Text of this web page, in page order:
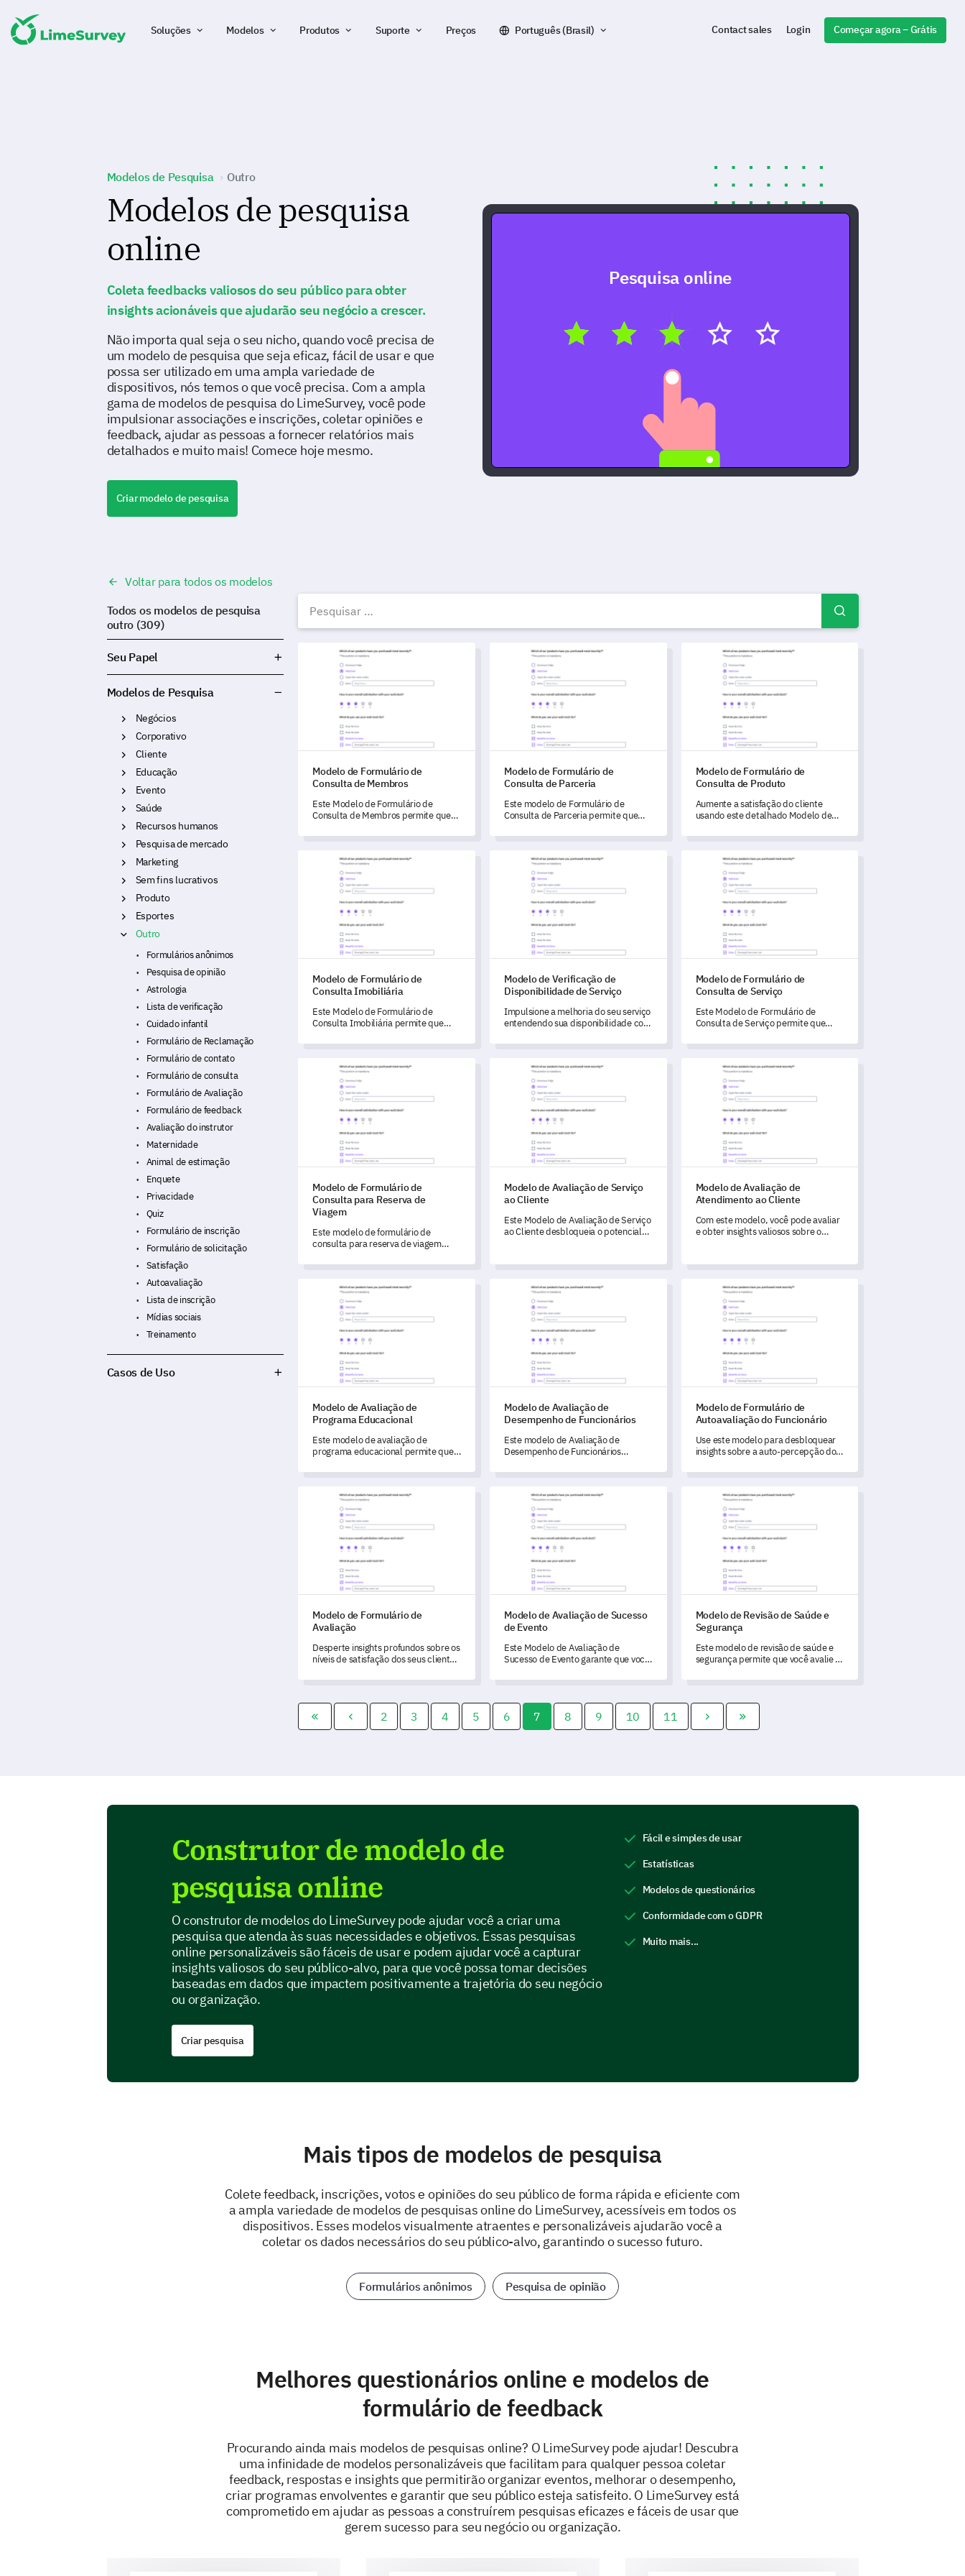
Soluções Modelos Produtos Suporte Preços Português (Brasil) Contact sales Login Começar agora – Grátis
Modelos de Pesquisa Outro
Modelos de pesquisa
online
Coleta feedbacks valiosos do seu público para obter
insights acionáveis que ajudarão seu negócio a crescer.
Não importa qual seja o seu nicho, quando você precisa de
um modelo de pesquisa que seja eficaz, fácil de usar e que
possa ser utilizado em uma ampla variedade de
dispositivos, nós temos o que você precisa. Com a ampla
gama de modelos de pesquisa do LimeSurvey, você pode
impulsionar associações e inscrições, coletar opiniões e
feedback, ajudar as pessoas a fornecer relatórios mais
detalhados e muito mais! Comece hoje mesmo.
Criar modelo de pesquisa
Pesquisa online
Modelos, exemplos e formulários de pesquisa Outro
Modelo de Formulário de Consulta de Membros
Modelo de Formulário de
Consulta de Membros
Este Modelo de Formulário de
Consulta de Membros permite que
abrangente das experiências e
membros.
Modelo de Formulário de Consulta de Parceria
Modelo de Formulário de
Consulta de Parceria
Este modelo de Formulário de
Consulta de Parceria permite que
colaborações entre empresas.
Modelo de Formulário de Consulta de Produto
Modelo de Formulário de
Consulta de Produto
Aumente a satisfação do cliente
usando este detalhado Modelo de
Modelo de Formulário de Consulta Imobiliária
Modelo de Formulário de
Consulta Imobiliária
Este Modelo de Formulário de
Consulta Imobiliária permite que
as necessidades e preocupações de
locatários, ajudando a agilizar o
processo de busca para seus
clientes.
Modelo de Verificação de Disponibilidade de Serviço
Modelo de Verificação de
Disponibilidade de Serviço
Impulsione a melhoria do seu serviço
entendendo sua disponibilidade com
Modelo de Formulário de Consulta de Serviço
Modelo de Formulário de
Consulta de Serviço
Este Modelo de Formulário de
Consulta de Serviço permite que
abrangente a percepção e satisfação
serviço.
Modelo de Formulário de Consulta para Reserva de Viagem
Modelo de Formulário de
Consulta para Reserva de
Viagem
Este modelo de formulário de
consulta para reserva de viagem
informações cruciais dos clientes
contínuas em seu serviço.
Modelo de Avaliação de Serviço ao Cliente
Modelo de Avaliação de Serviço
ao Cliente
Este Modelo de Avaliação de Serviço
ao Cliente desbloqueia o potencial
satisfação dos clientes e obter
Modelo de Avaliação de Atendimento ao Cliente
Modelo de Avaliação de
Atendimento ao Cliente
Com este modelo, você pode avaliar
e obter insights valiosos sobre o
Modelo de Avaliação de Programa Educacional
Modelo de Avaliação de
Programa Educacional
Este modelo de avaliação de
programa educacional permite que
programa educacional e
participantes.
Modelo de Avaliação de Desempenho de Funcionários
Modelo de Avaliação de
Desempenho de Funcionários
Este modelo de Avaliação de
Desempenho de Funcionários
aprimorar as responsabilidades de
de colaboração, percepção de
liderança e crescimento pessoal.
Modelo de Formulário de Autoavaliação do Funcionário
Modelo de Formulário de
Autoavaliação do Funcionário
Use este modelo para desbloquear
insights sobre a auto-percepção dos
habilidades, desempenho no
desenvolvimento profissional.
Modelo de Formulário de Avaliação
Modelo de Formulário de
Avaliação
Desperte insights profundos sobre os
níveis de satisfação dos seus clientes
Formulário de Avaliação.
Modelo de Avaliação de Sucesso de Evento
Modelo de Avaliação de Sucesso
de Evento
Este Modelo de Avaliação de
Sucesso de Evento garante que você
entender o sucesso do seu evento
Modelo de Revisão de Saúde e Segurança
Modelo de Revisão de Saúde e
Segurança
Este modelo de revisão de saúde e
segurança permite que você avalie e
implementação e a eficácia das
sua organização.
2 3 4 5 6 7 8 9 10 11
Voltar para todos os modelos
Todos os modelos de pesquisa
outro (309)
Seu Papel
Modelos de Pesquisa
Negócios
Corporativo
Cliente
Educação
Evento
Saúde
Recursos humanos
Pesquisa de mercado
Marketing
Sem fins lucrativos
Produto
Esportes
Outro
Formulários anônimos
Pesquisa de opinião
Astrologia
Lista de verificação
Cuidado infantil
Formulário de Reclamação
Formulário de contato
Formulário de consulta
Formulário de Avaliação
Formulário de feedback
Avaliação do instrutor
Maternidade
Animal de estimação
Enquete
Privacidade
Quiz
Formulário de inscrição
Formulário de solicitação
Satisfação
Autoavaliação
Lista de inscrição
Mídias sociais
Treinamento
Casos de Uso
Construtor de modelo de
pesquisa online
O construtor de modelos do LimeSurvey pode ajudar você a criar uma
pesquisa que atenda às suas necessidades e objetivos. Essas pesquisas
online personalizáveis são fáceis de usar e podem ajudar você a capturar
insights valiosos do seu público-alvo, para que você possa tomar decisões
baseadas em dados que impactem positivamente a trajetória do seu negócio
ou organização.
Criar pesquisa
Fácil e simples de usar
Estatísticas
Modelos de questionários
Conformidade com o GDPR
Muito mais...
Mais tipos de modelos de pesquisa
Colete feedback, inscrições, votos e opiniões do seu público de forma rápida e eficiente com
a ampla variedade de modelos de pesquisas online do LimeSurvey, acessíveis em todos os
dispositivos. Esses modelos visualmente atraentes e personalizáveis ajudarão você a
coletar os dados necessários do seu público-alvo, garantindo o sucesso futuro.
Formulários anônimos Pesquisa de opinião
Melhores questionários online e modelos de
formulário de feedback
Procurando ainda mais modelos de pesquisas online? O LimeSurvey pode ajudar! Descubra
uma infinidade de modelos personalizáveis que facilitam para qualquer pessoa coletar
feedback, respostas e insights que permitirão organizar eventos, melhorar o desempenho,
criar programas envolventes e garantir que seu público esteja satisfeito. O LimeSurvey está
comprometido em ajudar as pessoas a construírem pesquisas eficazes e fáceis de usar que
gerem sucesso para seu negócio ou organização.